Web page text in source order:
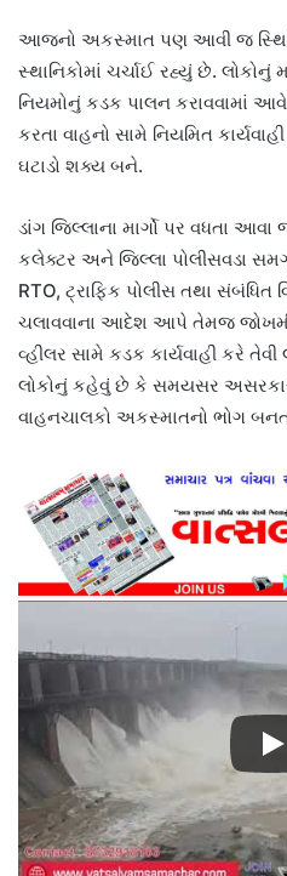
આજનો અકસ્માત પણ આવી જ
સ્થાનિકોમાં ચર્ચાઈ રહ્યું છે. લોકોનું
નિયમોનું કડક પાલન કરાવવામાં
કરતા વાહનો સામે નિયમિત
ઘટાડો શક્ય બને.
ડાંગ જિલ્લાના માર્ગો પર વધતા આવા
કલેક્ટર અને જિલ્લા પોલીસવડા
RTO, ટ્રાફિક પોલીસ તથા સંબંધિત
ચલાવવાના આદેશ આપે તેમજ જોખમી
વ્હીલર સામે કડક કાર્યવાહી કરે
લોકોનું કહેવું છે કે સમયસર
વાહનચાલકો અકસ્માતનો ભોગ